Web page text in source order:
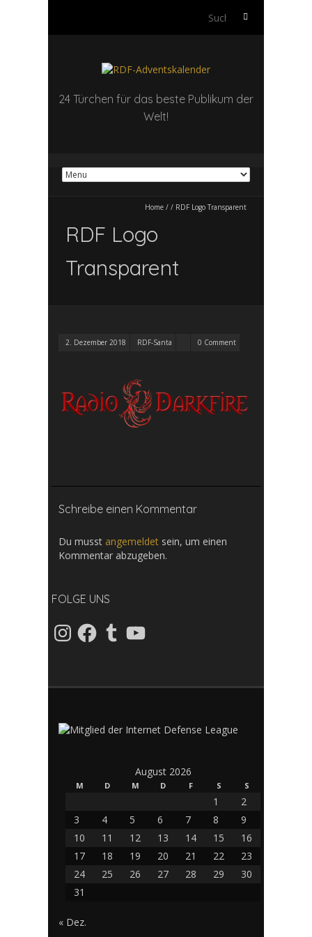
Suchen
24 Türchen für das beste Publikum der
Welt!
Home / / RDF Logo Transparent
RDF Logo
Transparent
2. Dezember 2018 RDF-Santa 0 Comment
Schreibe einen Kommentar
Du musst angemeldet sein, um einen
Kommentar abzugeben.
FOLGE UNS
InstagramFacebookTumblrYouTube
August 2026
M D M D F S S
1
2
3
4 5 6 7 8
9
10
11 12 13 14 15
16
17
18 19 20 21 22
23
24
25 26 27 28 29
30
31
« Dez.